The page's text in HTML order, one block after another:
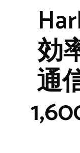
効
通